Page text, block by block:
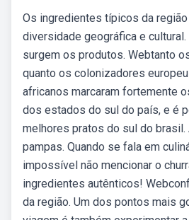
Os ingredientes típicos da
diversidade geográfica e
surgem os produtos. Webtanto
quanto os colonizadores
africanos marcaram fortemente
dos estados do sul do país, e é
melhores pratos do sul do brasil.
pampas. Quando se fala em
impossível não mencionar o
ingredientes autênticos!
da região. Um dos pontos mais